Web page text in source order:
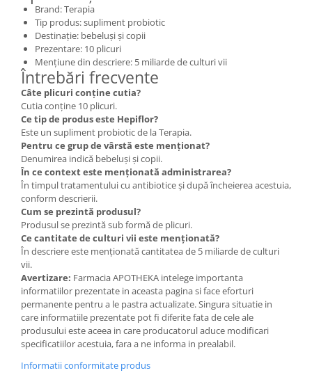
Brand: Terapia
Tip produs: supliment probiotic
Destinație: bebeluși și copii
Prezentare: 10 plicuri
Mențiune din descriere: 5 miliarde de culturi vii
Întrebări frecvente
Câte plicuri conține cutia?
Cutia conține 10 plicuri.
Ce tip de produs este Hepiflor?
Este un supliment probiotic de la Terapia.
Pentru ce grup de vârstă este menționat?
Denumirea indică bebeluși și copii.
În ce context este menționată administrarea?
În timpul tratamentului cu antibiotice și după încheierea acestuia,
conform descrierii.
Cum se prezintă produsul?
Produsul se prezintă sub formă de plicuri.
Ce cantitate de culturi vii este menționată?
În descriere este menționată cantitatea de 5 miliarde de culturi
vii.
Avertizare: Farmacia APOTHEKA intelege importanta
informatiilor prezentate in aceasta pagina si face eforturi
permanente pentru a le pastra actualizate. Singura situatie in
care informatiile prezentate pot fi diferite fata de cele ale
produsului este aceea in care producatorul aduce modificari
specificatiilor acestuia, fara a ne informa in prealabil.
Informatii conformitate produs